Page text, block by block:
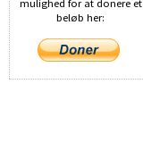
mulighed for at donere et
beløb her: